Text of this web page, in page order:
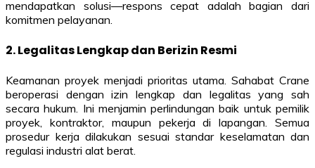
mendapatkan solusi—respons cepat adalah bagian dari
komitmen pelayanan.
2. Legalitas Lengkap dan Berizin Resmi
Keamanan proyek menjadi prioritas utama. Sahabat Crane
beroperasi dengan izin lengkap dan legalitas yang sah
secara hukum. Ini menjamin perlindungan baik untuk pemilik
proyek, kontraktor, maupun pekerja di lapangan. Semua
prosedur kerja dilakukan sesuai standar keselamatan dan
regulasi industri alat berat.